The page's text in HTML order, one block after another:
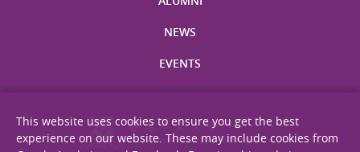
NEWS
EVENTS
This website uses cookies to ensure you get the best
experience on our website. These may include cookies from